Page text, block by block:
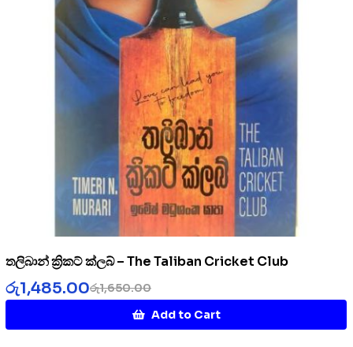
තලිබාන් ක්‍රිකට් ක්ලබ් – The Taliban Cricket Club
රු1,650.00
රු1,485.00
Add to Cart